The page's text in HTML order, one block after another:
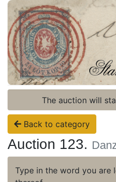
Register
Login
The auction will
Back to category
Auction 123.
Type in the word you